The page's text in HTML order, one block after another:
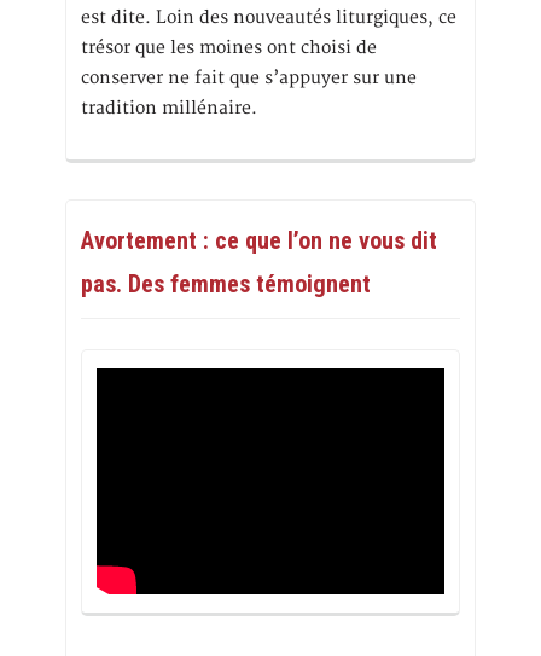
est dite. Loin des nouveautés liturgiques, ce
trésor que les moines ont choisi de
conserver ne fait que s’appuyer sur une
tradition millénaire.
Avortement : ce que l’on ne vous dit
pas. Des femmes témoignent